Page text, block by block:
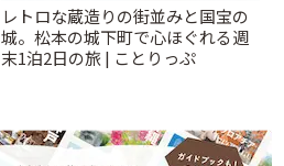
レトロな蔵造りの街並みと国宝の
城。松本の城下町で心ほぐれる週
末1泊2日の旅 | ことりっぷ